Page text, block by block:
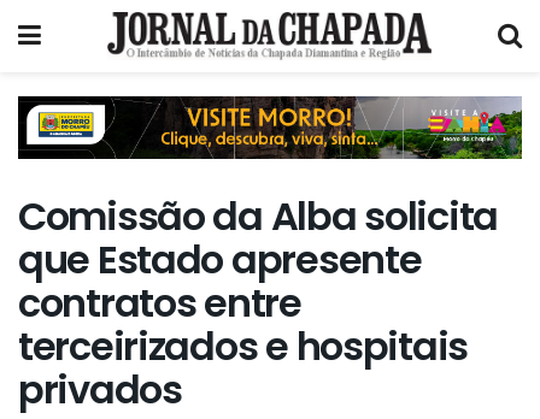
Comissão da Alba solicita
que Estado apresente
contratos entre
terceirizados e hospitais
privados